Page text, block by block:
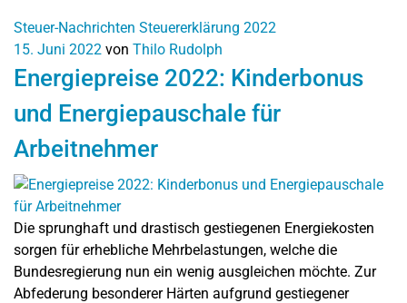
Steuer-Nachrichten Steuererklärung 2022
15. Juni 2022 von Thilo Rudolph
Energiepreise 2022: Kinderbonus
und Energiepauschale für
Arbeitnehmer
Die sprunghaft und drastisch gestiegenen Energiekosten
sorgen für erhebliche Mehrbelastungen, welche die
Bundesregierung nun ein wenig ausgleichen möchte. Zur
Abfederung besonderer Härten aufgrund gestiegener